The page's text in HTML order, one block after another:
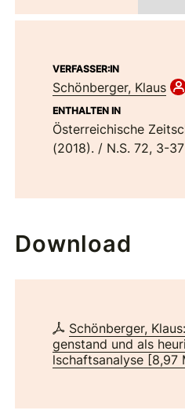
VERFASSER:IN
Schönberger, Klaus
ENTHALTEN IN
Österreichische
(2018). / N.S. 72, 3-
Download
Schönberger,
genstand und als
lschaftsanalyse [8,97